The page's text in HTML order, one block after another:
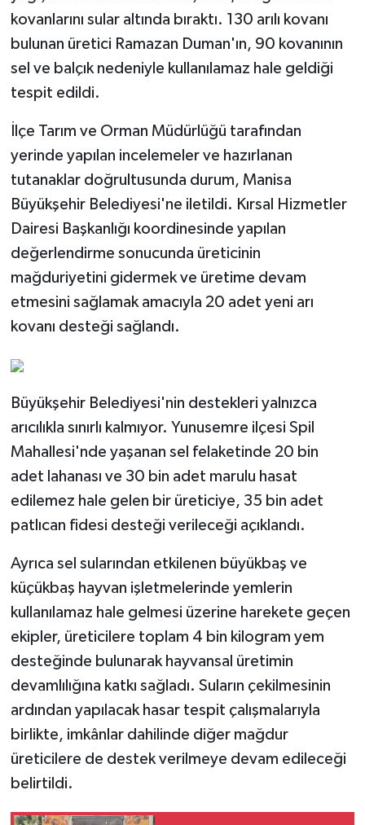
kovanlarını sular altında bıraktı. 130 arılı kovanı
bulunan üretici Ramazan Duman'ın, 90 kovanının
sel ve balçık nedeniyle kullanılamaz hale geldiği
tespit edildi.
İlçe Tarım ve Orman Müdürlüğü tarafından
yerinde yapılan incelemeler ve hazırlanan
tutanaklar doğrultusunda durum, Manisa
Büyükşehir Belediyesi'ne iletildi. Kırsal Hizmetler
Dairesi Başkanlığı koordinesinde yapılan
değerlendirme sonucunda üreticinin
mağduriyetini gidermek ve üretime devam
etmesini sağlamak amacıyla 20 adet yeni arı
kovanı desteği sağlandı.
Büyükşehir Belediyesi'nin destekleri yalnızca
arıcılıkla sınırlı kalmıyor. Yunusemre ilçesi Spil
Mahallesi'nde yaşanan sel felaketinde 20 bin
adet lahanası ve 30 bin adet marulu hasat
edilemez hale gelen bir üreticiye, 35 bin adet
patlıcan fidesi desteği verileceği açıklandı.
Ayrıca sel sularından etkilenen büyükbaş ve
küçükbaş hayvan işletmelerinde yemlerin
kullanılamaz hale gelmesi üzerine harekete geçen
ekipler, üreticilere toplam 4 bin kilogram yem
desteğinde bulunarak hayvansal üretimin
devamlılığına katkı sağladı. Suların çekilmesinin
ardından yapılacak hasar tespit çalışmalarıyla
birlikte, imkânlar dahilinde diğer mağdur
üreticilere de destek verilmeye devam edileceği
belirtildi.